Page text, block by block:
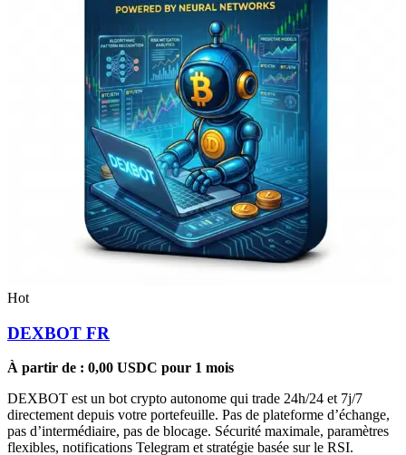
Hot
DEXBOT FR
À partir de : 0,00 USDC pour 1 mois
DEXBOT est un bot crypto autonome qui trade 24h/24 et 7j/7
directement depuis votre portefeuille. Pas de plateforme d’échange,
pas d’intermédiaire, pas de blocage. Sécurité maximale, paramètres
flexibles, notifications Telegram et stratégie basée sur le RSI.